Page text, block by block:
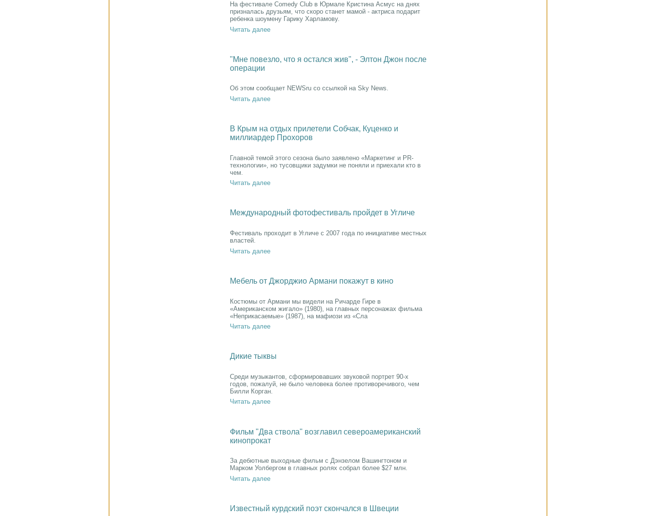
На фестивале Comedy Club в Юрмале Кристина Асмус на днях
призналась друзьям, что скоро станет мамой - актриса подарит
ребенка шоумену Гарику Харламову.
Читать далее
"Мне повезло, что я остался жив", - Элтон Джон после
операции
Об этом сообщает NEWSru со ссылкой на Sky News.
Читать далее
В Крым на отдых прилетели Собчак, Куценко и
миллиардер Прохоров
Главной темой этого сезона было заявлено «Маркетинг и PR-
технологии», но тусовщики задумки не поняли и приехали кто в
чем.
Читать далее
Международный фотофестиваль пройдет в Угличе
Фестиваль проходит в Угличе с 2007 года по инициативе местных
властей.
Читать далее
Мебель от Джорджио Армани покажут в кино
Костюмы от Армани мы видели на Ричарде Гире в
«Американском жигало» (1980), на главных персонажах фильма
«Неприкасаемые» (1987), на мафиози из «Сла
Читать далее
Дикие тыквы
Среди музыкантов, сформировавших звуковой портрет 90-х
годов, пожалуй, не было человека более противоречивого, чем
Билли Корган.
Читать далее
Фильм "Два ствола" возглавил североамериканский
кинопрокат
За дебютные выходные фильм с Дэнзелом Вашингтоном и
Марком Уолбергом в главных ролях собрал более $27 млн.
Читать далее
Известный курдский поэт скончался в Швеции